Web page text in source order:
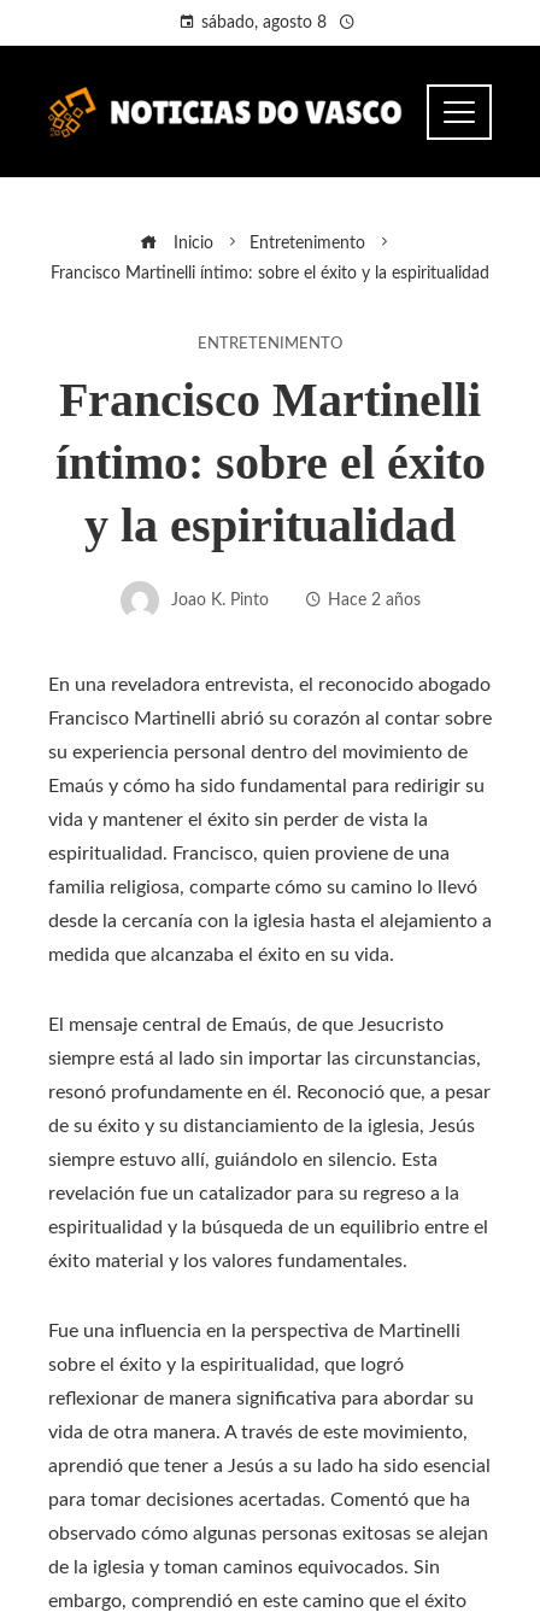
sábado, agosto 8
Inicio
Entretenimento
Francisco Martinelli íntimo: sobre el éxito y la espiritualidad
ENTRETENIMENTO
Francisco Martinelli
íntimo: sobre el éxito
y la espiritualidad
Joao K. Pinto Hace 2 años
En una reveladora entrevista, el reconocido abogado
Francisco Martinelli abrió su corazón al contar sobre
su experiencia personal dentro del movimiento de
Emaús y cómo ha sido fundamental para redirigir su
vida y mantener el éxito sin perder de vista la
espiritualidad. Francisco, quien proviene de una
familia religiosa, comparte cómo su camino lo llevó
desde la cercanía con la iglesia hasta el alejamiento a
medida que alcanzaba el éxito en su vida.
El mensaje central de Emaús, de que Jesucristo
siempre está al lado sin importar las circunstancias,
resonó profundamente en él. Reconoció que, a pesar
de su éxito y su distanciamiento de la iglesia, Jesús
siempre estuvo allí, guiándolo en silencio. Esta
revelación fue un catalizador para su regreso a la
espiritualidad y la búsqueda de un equilibrio entre el
éxito material y los valores fundamentales.
Fue una influencia en la perspectiva de Martinelli
sobre el éxito y la espiritualidad, que logró
reflexionar de manera significativa para abordar su
vida de otra manera. A través de este movimiento,
aprendió que tener a Jesús a su lado ha sido esencial
para tomar decisiones acertadas. Comentó que ha
observado cómo algunas personas exitosas se alejan
de la iglesia y toman caminos equivocados. Sin
embargo, comprendió en este camino que el éxito